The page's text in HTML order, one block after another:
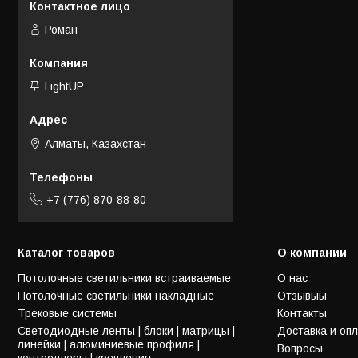
Роман
LightUP
Алматы, Казахстан
+7 (776) 870-88-80
Каталог товаров
Потолочные светильники встраиваемые
Потолочные светильники накладные
Трековые системы
Светодиодные ленты | блоки | матрицы |
линейки | алюминиевые профиля |
О компании
О нас
Отзывыы
Контакты
Доставка и
Вопросы